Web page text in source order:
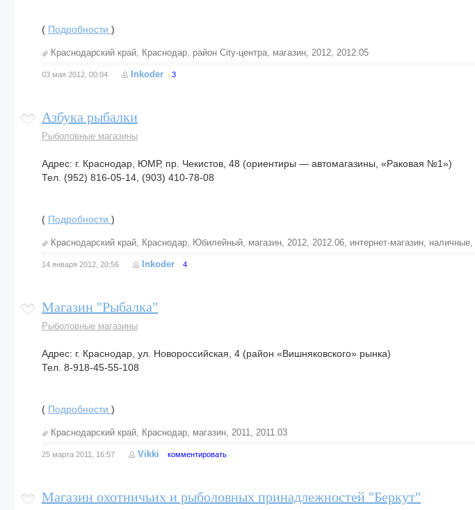
( Подробности )
Краснодарский край, Краснодар, район City-центра, магазин, 2012, 2012.05
03 мая 2012, 00:04 Inkoder 3
Азбука рыбалки
Рыболовные магазины
Адрес: г. Краснодар, ЮМР, пр. Чекистов, 48 (ориентиры — автомагазины, «Раковая №1»)
Тел. (952) 816-05-14, (903) 410-78-08
( Подробности )
Краснодарский край, Краснодар, Юбилейный, магазин, 2012, 2012.06, интернет-магазин, наличные,
14 января 2012, 20:56 Inkoder 4
Магазин "Рыбалка"
Рыболовные магазины
Адрес: г. Краснодар, ул. Новороссийская, 4 (район «Вишняковского» рынка)
Тел. 8-918-45-55-108
( Подробности )
Краснодарский край, Краснодар, магазин, 2011, 2011.03
25 марта 2011, 16:57 Vikki комментировать
Магазин охотничьих и рыболовных принадлежностей "Беркут"